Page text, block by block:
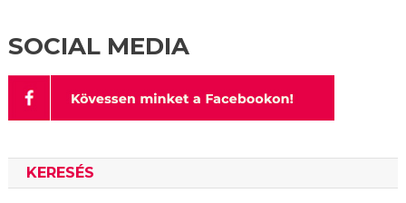
SOCIAL MEDIA
KERESÉS